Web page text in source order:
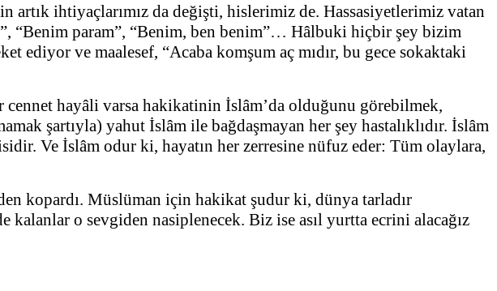
ihtiyaçlarımız da değişti, hislerimiz de. Hassasiyetlerimiz vatan
“Benim param”, “Benim, ben benim”… Hâlbuki hiçbir şey bizim
ediyor ve maalesef, “Acaba komşum aç mıdır, bu gece sokaktaki
cennet hayâli varsa hakikatinin İslâm’da olduğunu görebilmek,
şartıyla) yahut İslâm ile bağdaşmayan her şey hastalıklıdır. İslâm
Ve İslâm odur ki, hayatın her zerresine nüfuz eder: Tüm olaylara,
kopardı. Müslüman için hakikat şudur ki, dünya tarladır
o sevgiden nasiplenecek. Biz ise asıl yurtta ecrini alacağız